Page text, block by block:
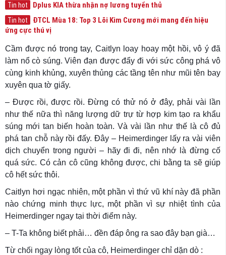
Tin hot Dplus KIA thừa nhận nợ lương tuyển thủ
Tin hot
ĐTCL Mùa 18: Top 3 Lõi Kim Cương mới mang đến hiệu
ứng cực thú vị
Cầm được nó trong tay, Caitlyn loay hoay một hồi, vô ý đã
làm nổ cò súng. Viên đạn được đẩy đi với sức công phá vô
cùng kinh khủng, xuyên thủng các tầng tên như mũi tên bay
xuyên qua tờ giấy.
– Được rồi, được rồi. Đừng có thử nó ở đây, phải vài lần
như thế nữa thì năng lượng dữ trự từ hợp kim tạo ra khẩu
súng mới tan biến hoàn toàn. Và vài lần như thế là cô đủ
phá tan chỗ này rồi đấy. Đây – Heimerdinger lấy ra vài viên
dịch chuyển trong người – hãy đi đi, nên nhớ là đừng cố
quá sức. Có cản cô cũng không được, chi bằng ta sẽ giúp
cô hết sức thôi.
Caitlyn hơi ngạc nhiên, một phần vì thứ vũ khí này đã phần
nào chứng minh thực lực, một phần vì sự nhiệt tình của
Heimerdinger ngay tại thời điểm này.
– T-Ta không biết phải… đền đáp ông ra sao đây bạn già…
Từ chối ngay lòng tốt của cô, Heimerdinger chỉ dặn dò :